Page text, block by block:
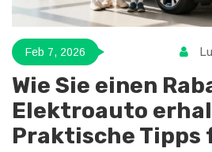
Feb 7, 2026
Wie Sie einen
Elektroauto
Praktische Tipps